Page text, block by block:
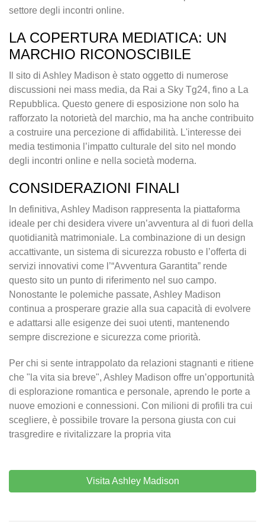
settore degli incontri online.
LA COPERTURA MEDIATICA: UN
MARCHIO RICONOSCIBILE
Il sito di Ashley Madison è stato oggetto di numerose
discussioni nei mass media, da Rai a Sky Tg24, fino a La
Repubblica. Questo genere di esposizione non solo ha
rafforzato la notorietà del marchio, ma ha anche contribuito
a costruire una percezione di affidabilità. L'interesse dei
media testimonia l’impatto culturale del sito nel mondo
degli incontri online e nella società moderna.
CONSIDERAZIONI FINALI
In definitiva, Ashley Madison rappresenta la piattaforma
ideale per chi desidera vivere un’avventura al di fuori della
quotidianità matrimoniale. La combinazione di un design
accattivante, un sistema di sicurezza robusto e l’offerta di
servizi innovativi come l’“Avventura Garantita” rende
questo sito un punto di riferimento nel suo campo.
Nonostante le polemiche passate, Ashley Madison
continua a prosperare grazie alla sua capacità di evolvere
e adattarsi alle esigenze dei suoi utenti, mantenendo
sempre discrezione e sicurezza come priorità.
Per chi si sente intrappolato da relazioni stagnanti e ritiene
che "la vita sia breve", Ashley Madison offre un’opportunità
di esplorazione romantica e personale, aprendo le porte a
nuove emozioni e connessioni. Con milioni di profili tra cui
scegliere, è possibile trovare la persona giusta con cui
trasgredire e rivitalizzare la propria vita
Visita Ashley Madison